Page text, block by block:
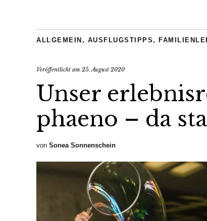
ALLGEMEIN , AUSFLUGSTIPPS ,
Veröffentlicht am 25. August 2020
Unser
phaeno – da
von Sonea Sonnenschein